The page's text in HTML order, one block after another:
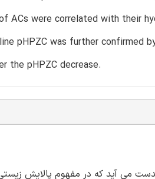
ACs were correlated with their
pHPZC was further confirmed
the pHPZC decrease.